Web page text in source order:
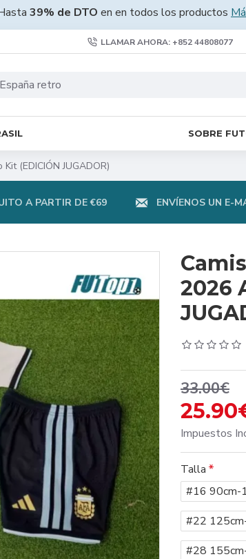
39% de DTO en en todos los productos
LLAMAR AHORA: +852 44808077
SOBRE
(EDICIÓN JUGADOR)
A PARTIR DE €69 ENVÍENOS UN E-
2026
33.00€
Impuestos
Talla
#16 90cm-
#22
#28